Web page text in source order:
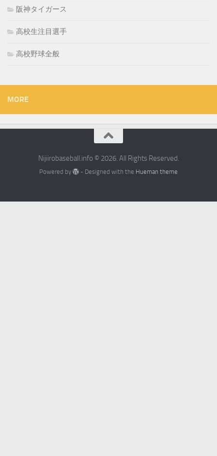
阪神タイガース
高校生注目選手
高校野球全般
MORE
Nijiirobaseball.info © 2026. All Rights Reserved.
Powered by - Designed with the Hueman theme